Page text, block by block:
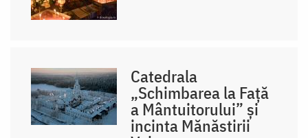
Catedrala
„Schimbarea la Față
a Mântuitorului” și
incinta Mănăstirii